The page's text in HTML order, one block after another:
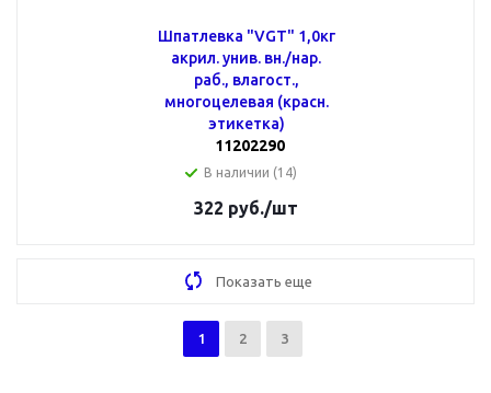
Шпатлевка "VGT" 1,0кг
акрил. унив. вн./нар.
раб., влагост.,
многоцелевая (красн.
этикетка)
11202290
В наличии (14)
322 руб./шт
Показать еще
1 2 3